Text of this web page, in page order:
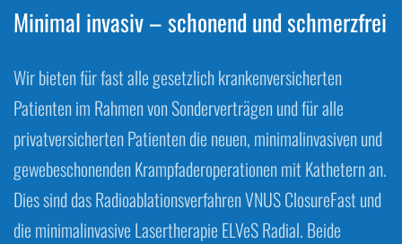
Minimal invasiv – schonend und schmerzfrei
Wir bieten für fast alle gesetzlich krankenversicherten
Patienten im Rahmen von Sonderverträgen und für alle
privatversicherten Patienten die neuen, minimalinvasiven und
gewebeschonenden Krampfaderoperationen mit Kathetern an.
Dies sind das Radioablationsverfahren VNUS ClosureFast und
die minimalinvasive Lasertherapie ELVeS Radial. Beide